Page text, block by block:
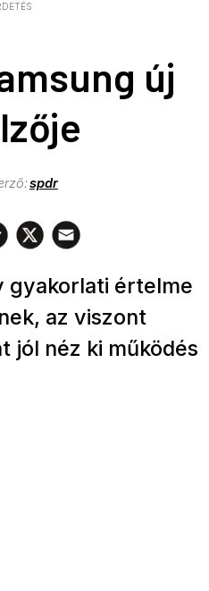
új
spdr
gyakorlati értelme
az viszont
jól néz ki működés